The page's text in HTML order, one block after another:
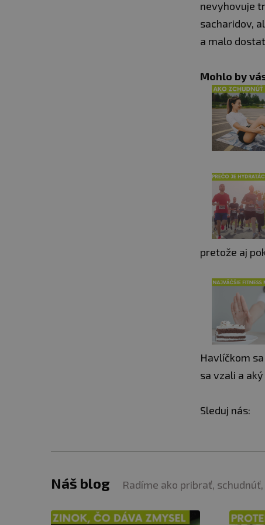
nevyhovuje
sacharidov,
a malo
Mohlo by
pretože aj
Havlíčkom
sa vzali a
Sleduj nás:
Náš blog Radíme ako pribrať,